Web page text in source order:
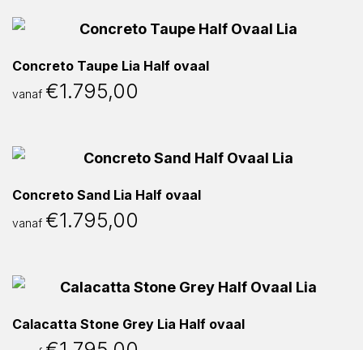
Concreto Taupe Lia Half ovaal
vanaf €1.795,00
Concreto Sand Lia Half ovaal
vanaf €1.795,00
Calacatta Stone Grey Lia Half ovaal